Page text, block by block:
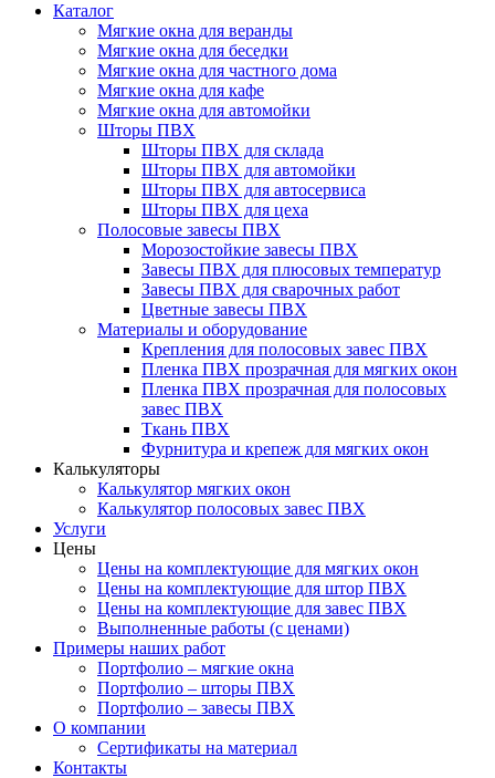
Каталог
Мягкие окна для веранды
Мягкие окна для беседки
Мягкие окна для частного дома
Мягкие окна для кафе
Мягкие окна для автомойки
Шторы ПВХ
Шторы ПВХ для склада
Шторы ПВХ для автомойки
Шторы ПВХ для автосервиса
Шторы ПВХ для цеха
Полосовые завесы ПВХ
Морозостойкие завесы ПВХ
Завесы ПВХ для плюсовых температур
Завесы ПВХ для сварочных работ
Цветные завесы ПВХ
Материалы и оборудование
Крепления для полосовых завес ПВХ
Пленка ПВХ прозрачная для мягких окон
Пленка ПВХ прозрачная для полосовых
завес ПВХ
Ткань ПВХ
Фурнитура и крепеж для мягких окон
Калькуляторы
Калькулятор мягких окон
Калькулятор полосовых завес ПВХ
Услуги
Цены
Цены на комплектующие для мягких окон
Цены на комплектующие для штор ПВХ
Цены на комплектующие для завес ПВХ
Выполненные работы (с ценами)
Примеры наших работ
Портфолио – мягкие окна
Портфолио – шторы ПВХ
Портфолио – завесы ПВХ
О компании
Сертификаты на материал
Контакты